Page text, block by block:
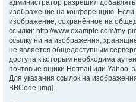
администратор разрешил
изображение на конференцию. Если
изображение, сохранённое на
ссылки: http://www.example.com/my-
ссылку ни на изображения,
не является общедоступным
доступа к которым необходима
почтовые ящики Hotmail или
Для указания ссылок на
BBCode [img].